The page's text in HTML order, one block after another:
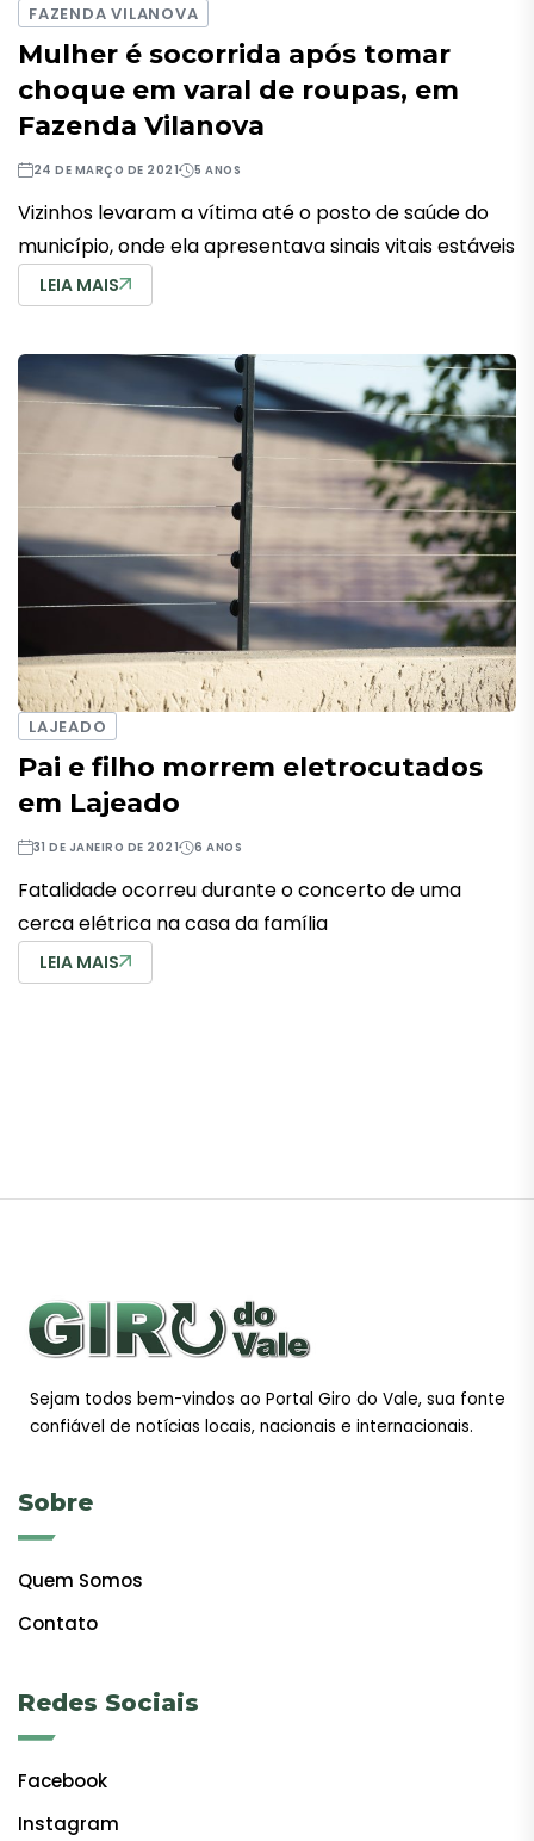
FAZENDA VILANOVA
Mulher é socorrida após tomar
choque em varal de roupas, em
Fazenda Vilanova
24 DE MARÇO DE 2021 5 ANOS
Vizinhos levaram a vítima até o posto de saúde do
município, onde ela apresentava sinais vitais estáveis
LEIA MAIS
LAJEADO
Pai e filho morrem eletrocutados
em Lajeado
31 DE JANEIRO DE 2021 6 ANOS
Fatalidade ocorreu durante o concerto de uma
cerca elétrica na casa da família
LEIA MAIS
Sejam todos bem-vindos ao Portal Giro do Vale, sua fonte
confiável de notícias locais, nacionais e internacionais.
Sobre
Quem Somos
Contato
Redes Sociais
Facebook
Instagram